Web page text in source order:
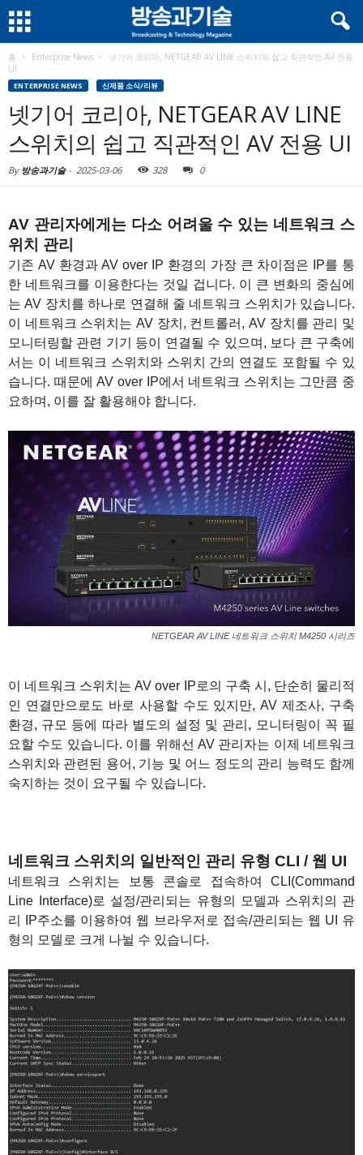
홈 Enterprise News
넷기어 코리아, NETGEAR AV LINE 스위치의 쉽고 직관적인 AV 전용
UI
ENTERPRISE NEWS 신제품 소식/리뷰
넷기어 코리아, NETGEAR AV LINE
스위치의 쉽고 직관적인 AV 전용 UI
By 방송과기술- 2025-03-06 328 0
AV 관리자에게는 다소 어려울 수 있는 네트워크 스
위치 관리
기존 AV 환경과 AV over IP 환경의 가장 큰 차이점은 IP를 통
한 네트워크를 이용한다는 것일 겁니다. 이 큰 변화의 중심에
는 AV 장치를 하나로 연결해 줄 네트워크 스위치가 있습니다.
이 네트워크 스위치는 AV 장치, 컨트롤러, AV 장치를 관리 및
모니터링할 관련 기기 등이 연결될 수 있으며, 보다 큰 구축에
서는 이 네트워크 스위치와 스위치 간의 연결도 포함될 수 있
습니다. 때문에 AV over IP에서 네트워크 스위치는 그만큼 중
요하며, 이를 잘 활용해야 합니다.
NETGEAR AV LINE 네트워크 스위치 M4250 시리즈
이 네트워크 스위치는 AV over IP로의 구축 시, 단순히 물리적
인 연결만으로도 바로 사용할 수도 있지만, AV 제조사, 구축
환경, 규모 등에 따라 별도의 설정 및 관리, 모니터링이 꼭 필
요할 수도 있습니다. 이를 위해선 AV 관리자는 이제 네트워크
스위치와 관련된 용어, 기능 및 어느 정도의 관리 능력도 함께
숙지하는 것이 요구될 수 있습니다.
네트워크 스위치의 일반적인 관리 유형 CLI / 웹 UI
네트워크 스위치는 보통 콘솔로 접속하여 CLI(Command
Line Interface)로 설정/관리되는 유형의 모델과 스위치의 관
리 IP주소를 이용하여 웹 브라우저로 접속/관리되는 웹 UI 유
형의 모델로 크게 나뉠 수 있습니다.